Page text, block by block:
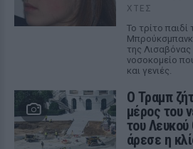
ΧΤΕΣ
Το τρίτο παιδί
Μπρούκσμπανκ
της
νοσοκομείο
και γενιές.
Ο Τραμπ
μέρος του
του Λευκού
άρεσε η